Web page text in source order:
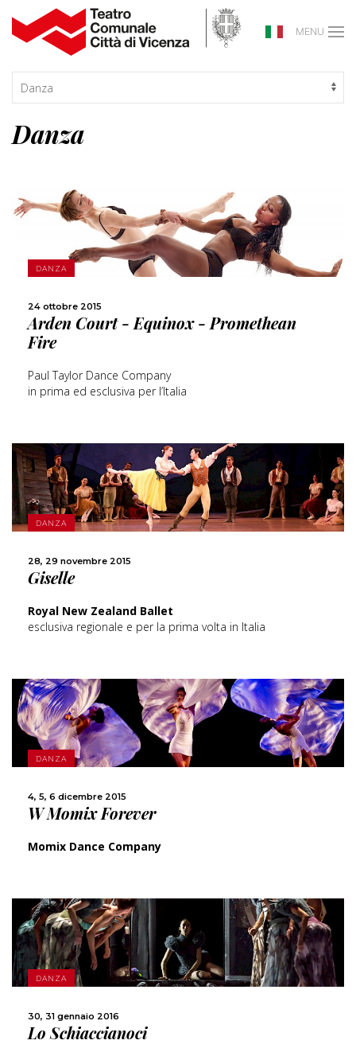
MENU
Danza
DANZA
24 ottobre 2015
Arden Court - Equinox - Promethean
Fire
Paul Taylor Dance Company
in prima ed esclusiva per l’Italia
SCOPRI DI PIÙ
CONDIVIDI
DANZA
28, 29 novembre 2015
Giselle
Royal New Zealand Ballet
esclusiva regionale e per la prima volta in Italia
SCOPRI DI PIÙ
DANZA
4, 5, 6 dicembre 2015
W Momix Forever
Momix Dance Company
SCOPRI DI PIÙ
DANZA
30, 31 gennaio 2016
Lo Schiaccianoci
SCOPRI DI PIÙ